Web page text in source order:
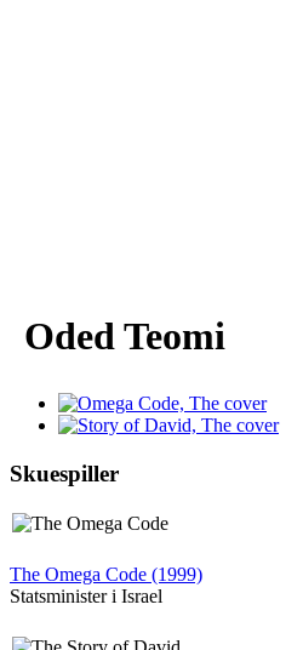
Oded Teomi
Skuespiller
The Omega Code (1999)
Statsminister i Israel